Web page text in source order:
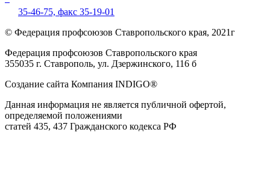
35-46-75, факс 35-19-01
© Федерация профсоюзов Ставропольского края, 2021г
Федерация профсоюзов Ставропольского края
355035 г. Ставрополь, ул. Дзержинского, 116 б
Создание сайта Компания INDIGO®
Данная информация не является публичной офертой,
определяемой положениями
статей 435, 437 Гражданского кодекса РФ